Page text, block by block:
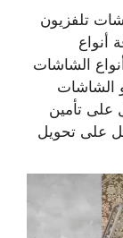
تلفزيون
أنواع
الشاشات
و الشاشات
على تأمين
على تحويل